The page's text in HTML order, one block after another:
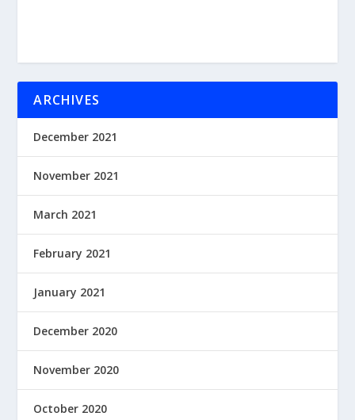
ARCHIVES
December 2021
November 2021
March 2021
February 2021
January 2021
December 2020
November 2020
October 2020